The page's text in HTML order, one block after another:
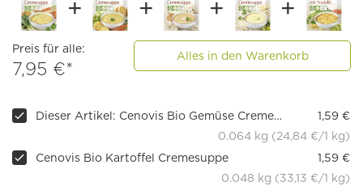
Preis für alle:
7,95 €*
Alles in den Warenkorb
Dieser Artikel: Cenovis Bio Gemüse Cremesuppe
1,59 €
0.064 kg (24,84 €/1 kg)
Cenovis Bio Kartoffel Cremesuppe
1,59 €
0.048 kg (33,13 €/1 kg)